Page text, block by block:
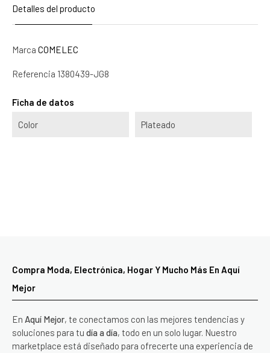
Detalles del producto
Marca COMELEC
Referencia 1380439-JG8
Ficha de datos
Color Plateado
Compra Moda, Electrónica, Hogar Y Mucho Más En Aquí
Mejor
En Aquí Mejor, te conectamos con las mejores tendencias y
soluciones para tu día a día, todo en un solo lugar. Nuestro
marketplace está diseñado para ofrecerte una experiencia de